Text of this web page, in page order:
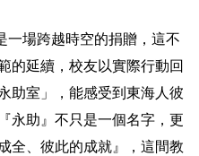
場跨越時空的捐贈，這不
的延續，校友以實際行動回
助室」，能感受到東海人彼
永助』不只是一個名字，更
全、彼此的成就』，這間教